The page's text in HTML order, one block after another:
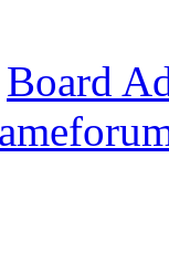
Board